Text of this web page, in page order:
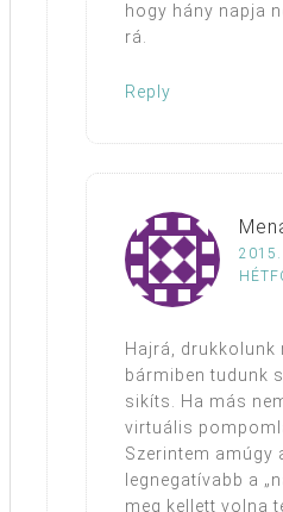
hogy hány napja
rá.
Reply
2015.
Hajrá, drukkolunk
bármiben tudunk
sikíts. Ha más
virtuális
Szerintem amúgy
legnegatívabb a
meg kellett volna